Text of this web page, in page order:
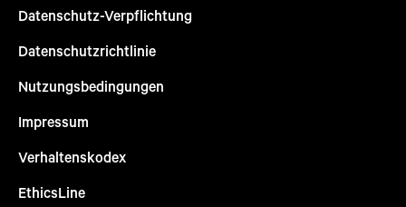
Datenschutz-Verpflichtung
Datenschutzrichtlinie
Nutzungsbedingungen
Impressum
Verhaltenskodex
EthicsLine